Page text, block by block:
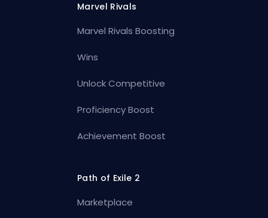
Marvel Rivals
Marvel Rivals Boosting
Wins
Unlock Competitive
Proficiency Boost
Achievement Boost
Path of Exile 2
Marketplace